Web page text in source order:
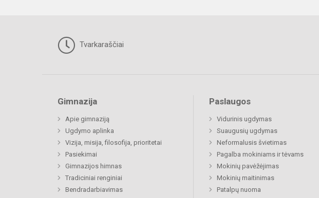
Tvarkaraščiai
Gimnazija
Apie gimnaziją
Ugdymo aplinka
Vizija, misija, filosofija, prioritetai
Pasiekimai
Gimnazijos himnas
Tradiciniai renginiai
Bendradarbiavimas
Paslaugos
Vidurinis ugdymas
Suaugusių ugdymas
Neformalusis švietimas
Pagalba mokiniams ir tėvams
Mokinių pavėžėjimas
Mokinių maitinimas
Patalpų nuoma